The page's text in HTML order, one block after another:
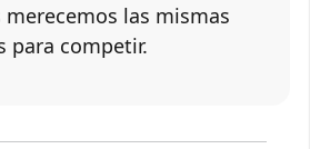
las mismas
para competir.